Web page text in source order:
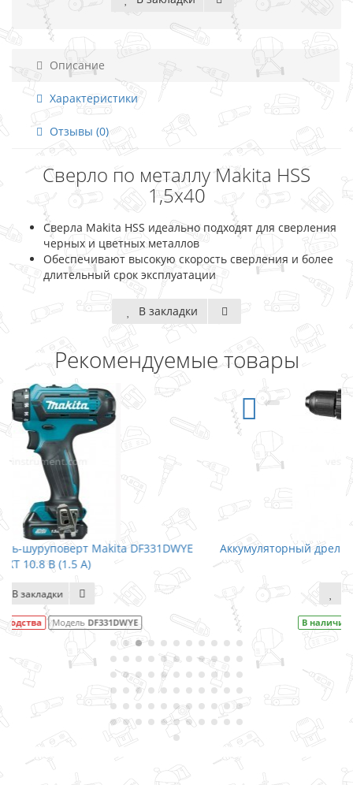
Описание
Характеристики
Отзывы (0)
Сверло по металлу Makita HSS
1,5x40
Сверла Makita HSS идеально подходят для сверления
черных и цветных металлов
Обеспечивают высокую скорость сверления и более
длительный срок эксплуатации
В закладки
Рекомендуемые товары
Аккумуляторный дрель-шуруповерт Makita DF347DWE
14.4 (1.3)
В закладки
В наличии Модель DF347DWE